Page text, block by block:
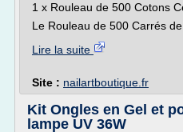
1 x Rouleau de 500 Cotons
Le Rouleau de 500 Carrés de
Lire la suite
Site : nailartboutique.fr
Kit Ongles en Gel et
lampe UV 36W